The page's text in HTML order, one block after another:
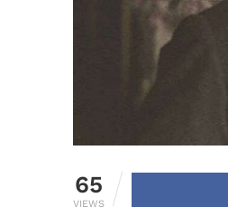
65
VIEWS